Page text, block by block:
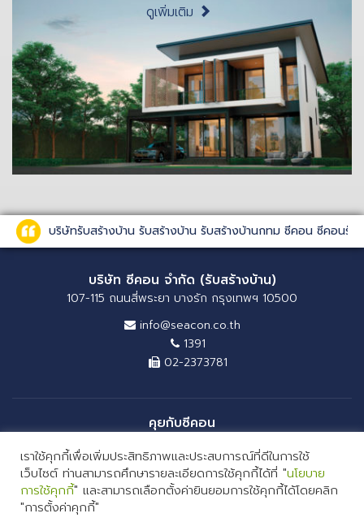
ดูเพิ่มเติม
บริษัทรับสร้างบ้าน รับสร้างบ้าน รับสร้างบ้านกทม ซีคอน ซีคอนรั
บริษัท ซีคอน จำกัด (รับสร้างบ้าน)
107-115 ถนนสี่พระยา บางรัก กรุงเทพฯ 10500
info@seacon.co.th
1391
02-2373781
คุยกับซีคอน
COPYRIGHT 2026 SEACON COMPANY LIMITED. ALL RIGHTS RESERVED
เราใช้คุกกี้เพื่อเพิ่มประสิทธิภาพและประสบการณ์ที่ดีในการใช้
เว็บไซต์ ท่านสามารถศึกษารายละเอียดการใช้คุกกี้ได้ที่ "นโยบาย
การใช้คุกกี้" และสามารถเลือกตั้งค่ายินยอมการใช้คุกกี้ได้โดยคลิก
"การตั้งค่าคุกกี้"